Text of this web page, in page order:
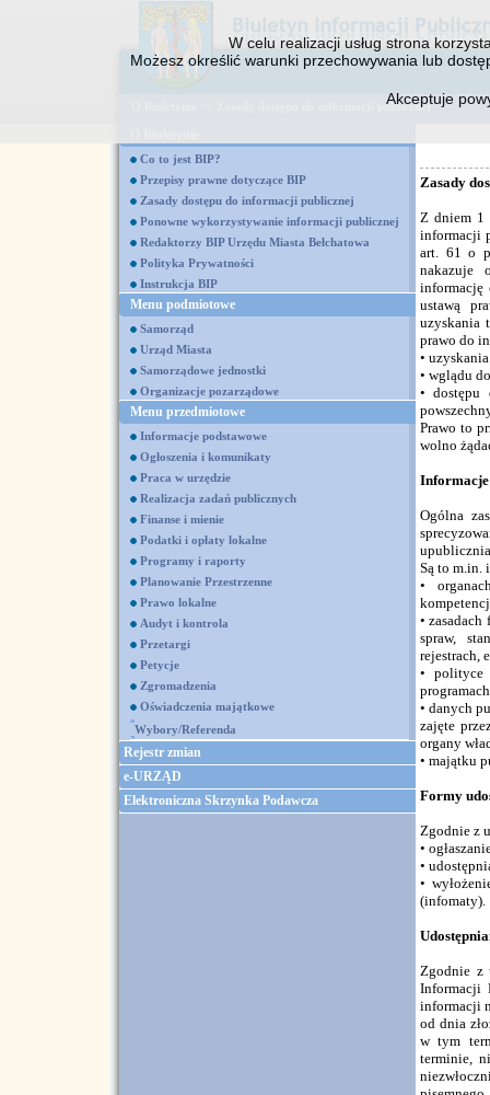
W celu realizacji usług strona
Możesz określić warunki przechowywania lub
Akceptuje
Zasady dostępu do informacji publicznej
Co to jest BIP?
Przepisy prawne dotyczące BIP
Zasady dostępu do informacji publicznej
Ponowne wykorzystywanie informacji publicznej
Redaktorzy BIP Urzędu Miasta Bełchatowa
Polityka Prywatności
Instrukcja BIP
Menu podmiotowe
Samorząd
Urząd Miasta
Samorządowe jednostki
Organizacje pozarządowe
Menu przedmiotowe
Informacje podstawowe
Ogłoszenia i komunikaty
Praca w urzędzie
Realizacja zadań publicznych
Finanse i mienie
Podatki i opłaty lokalne
Programy i raporty
Planowanie Przestrzenne
Prawo lokalne
Audyt i kontrola
Przetargi
Petycje
Zgromadzenia
Oświadczenia majątkowe
Wybory/Referenda
Rejestr zmian
e-URZĄD
Elektroniczna Skrzynka Podawcza
Zasady
Z dniem 1
informacji
art. 61 o
nakazuje
informację
ustawą
uzyskania
prawo do
•
• wglądu
• dostępu
Prawo to
wolno
Informacje
Ogólna
Są to m.in.
•
•
spraw,
rejestrach,
• polityce
• danych
zajęte
organy
• majątku
Formy
Zgodnie z
•
•
•
(infomaty).
Zgodnie z
Informacji
informacji
od dnia
w tym
terminie,